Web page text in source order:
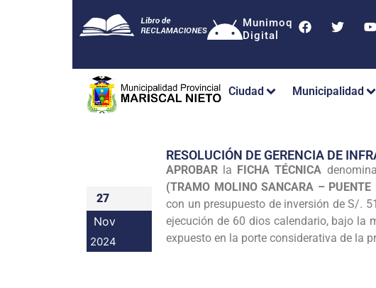
Munimoq
Digital
Ciudad Municipalidad
27
Nov
2024
RESOLUCIÓN DE GERENCIA DE
APROBAR la FICHA TÉCNICA
(TRAMO MOLINO SANCARA –
con un presupuesto de inversión de S/.
ejecución de 60 dios calendario, bajo la
expuesto en la porte considerativa de la